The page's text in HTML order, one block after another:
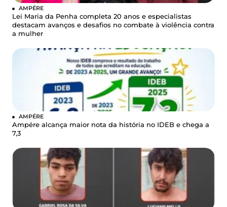
AMPÉRE
Lei Maria da Penha completa 20 anos e especialistas
destacam avanços e desafios no combate à violência contra
a mulher
AMPÉRE
Ampére alcança maior nota da história no IDEB e chega a
7,3